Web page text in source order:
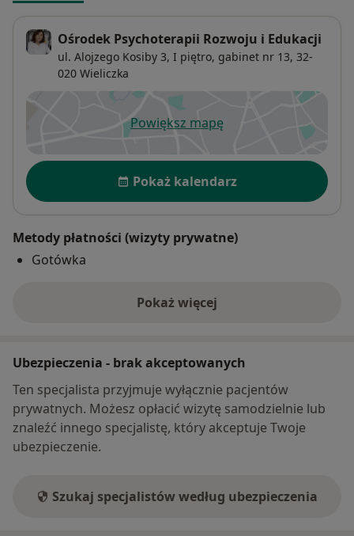
Ośrodek Psychoterapii Rozwoju i Edukacji
ul. Alojzego Kosiby 3, I piętro, gabinet nr 13, 32-
020 Wieliczka
Powiększ mapęotwiera się w nowej karcie
Dostępność
Pokaż kalendarz
Metody płatności (wizyty prywatne)
Gotówka
Pokaż więcej
o adresie
Ubezpieczenia - brak akceptowanych
Ten specjalista przyjmuje wyłącznie pacjentów
prywatnych. Możesz opłacić wizytę samodzielnie lub
znaleźć innego specjalistę, który akceptuje Twoje
ubezpieczenie.
Szukaj specjalistów według ubezpieczenia